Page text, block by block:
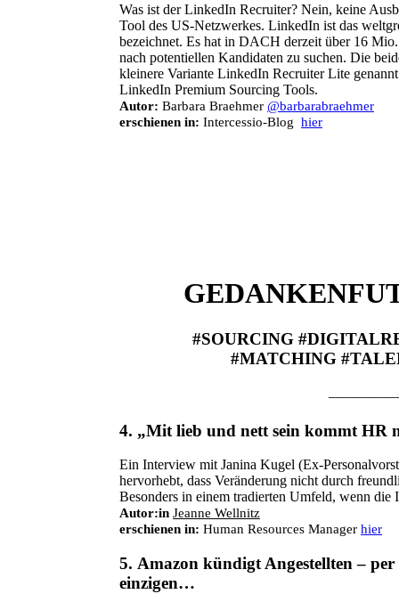
Was ist der LinkedIn Recruiter? Nein, keine
Tool des US-Netzwerkes. LinkedIn ist das
bezeichnet. Es hat in DACH derzeit über 16
nach potentiellen Kandidaten zu suchen. Die
kleinere Variante LinkedIn Recruiter Lite
LinkedIn Premium Sourcing Tools.
Autor: Barbara Braehmer @barbarabraehmer
erschienen in: Intercessio-Blog hier
#SOURCING
#MATCHING
4. „Mit lieb und nett sein kommt HR
Ein Interview mit Janina Kugel (Ex-
hervorhebt, dass Veränderung nicht durch
Besonders in einem tradierten Umfeld, wenn
Autor:in Jeanne Wellnitz
erschienen in: Human Resources Manager hier
5. Amazon kündigt Angestellten –
einzigen…